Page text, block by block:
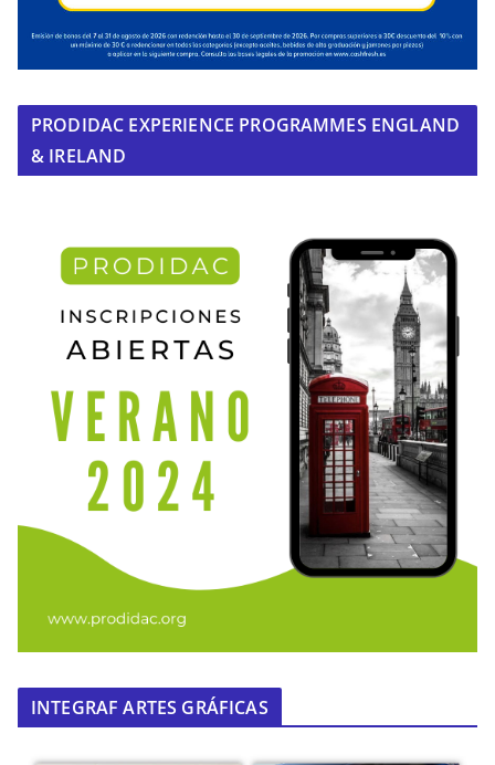
PRODIDAC EXPERIENCE PROGRAMMES ENGLAND
& IRELAND
INTEGRAF ARTES GRÁFICAS